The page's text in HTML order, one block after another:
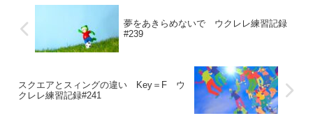
夢をあきらめないで ウクレレ練習記録
#239
スクエアとスィングの違い Key＝F ウ
クレレ練習記録#241